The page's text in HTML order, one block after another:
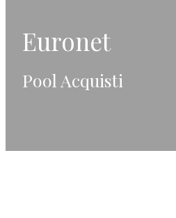
Euronet
Pool Acquisti